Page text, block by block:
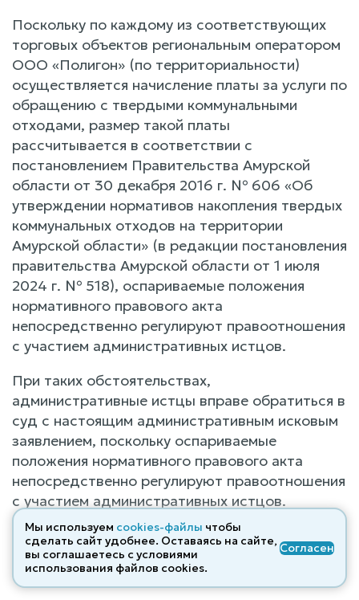
Поскольку по каждому из соответствующих
торговых объектов региональным оператором
ООО «Полигон» (по территориальности)
осуществляется начисление платы за услуги по
обращению с твердыми коммунальными
отходами, размер такой платы
рассчитывается в соответствии с
постановлением Правительства Амурской
области от 30 декабря 2016 г. № 606 «Об
утверждении нормативов накопления твердых
коммунальных отходов на территории
Амурской области» (в редакции постановления
правительства Амурской области от 1 июля
2024 г. № 518), оспариваемые положения
нормативного правового акта
непосредственно регулируют правоотношения
с участием административных истцов.
При таких обстоятельствах,
административные истцы вправе обратиться в
суд с настоящим административным исковым
заявлением, поскольку оспариваемые
положения нормативного правового акта
непосредственно регулируют правоотношения
с участием административных истцов.
Рассматривая заявленные требования по
существу, суд исходит из следующих
обстоятельств.
Мы используем cookies-файлы чтобы
сделать сайт удобнее. Оставаясь на сайте,
вы соглашаетесь с условиями
использования файлов cооkies.
Согласен